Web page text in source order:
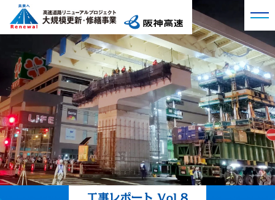
プロジェクト概要
阪神高速の現況
大規模更新・修繕事業
Q&A
工事詳細
工事詳細トップ
3号神戸線 湊川付近
3号神戸線 京橋付近
工事レポート
第1回 高速道路リニューアルプロジェクトの始動
VR現場見学会